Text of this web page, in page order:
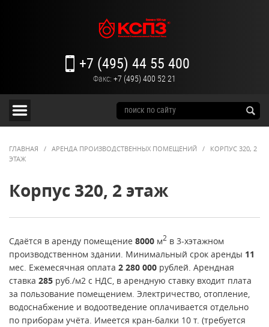
+7 (495) 44 55 400
Факс: +7 (495) 400 52 21
ГЛАВНАЯ / АРЕНДА ПРОИЗВОДСТВЕННЫХ ПОМЕЩЕНИЙ /
КОРПУС 320, 2
ЭТАЖ
Корпус 320, 2 этаж
Сдаётся в аренду помещение 8000 м2 в 3-хэтажном
производственном здании. Минимальный срок аренды 11
мес. Ежемесячная оплата 2 280 000 рублей. Арендная
ставка 285 руб./м2 с НДС, в арендную ставку входит плата
за пользование помещением. Электричество, отопление,
водоснабжение и водоотведение оплачивается отдельно
по приборам учёта. Имеется кран-балки 10 т. (требуется